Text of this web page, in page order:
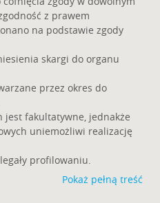
z prawem
na podstawie zgody
skargi do organu
przez okres do
jest fakultatywne, jednakże
uniemożliwi realizację
profilowaniu.
Pokaż pełną treść